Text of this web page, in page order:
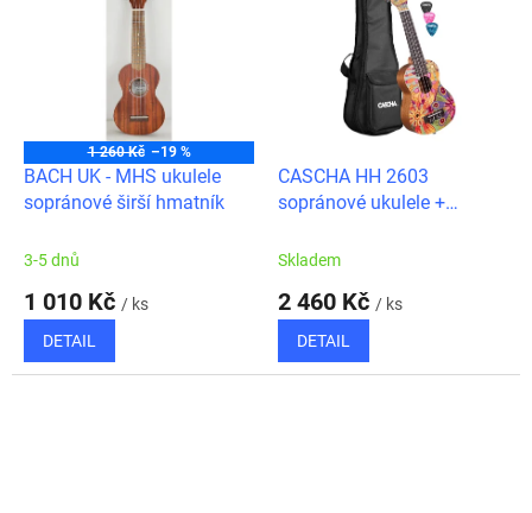
1 260 Kč –19 %
BACH UK - MHS ukulele
sopránové širší hmatník
3-5 dnů
1 010 Kč / ks
DETAIL
CASCHA HH 2603
sopránové ukulele +
Skladem
2 460 Kč / ks
DETAIL